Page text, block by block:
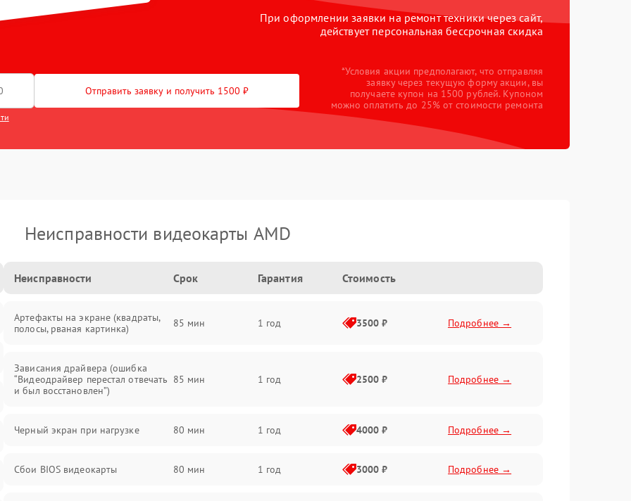
При оформлении заявки на ремонт техники через сайт,
действует персональная бессрочная скидка
Отправить заявку и получить 1500 ₽
*Условия акции предполагают, что отправляя
заявку через текущую форму акции, вы
получаете купон на 1500 рублей. Купоном
можно оплатить до 25% от стоимости ремонта
Неисправности видеокарты AMD
Неисправности Срок Гарантия Стоимость
Артефакты на экране (квадраты,
полосы, рваная картинка)
85 мин 1 год 3500 ₽ Подробнее →
Зависания драйвера (ошибка
“Видеодрайвер перестал отвечать
и был восстановлен”)
85 мин 1 год 2500 ₽ Подробнее →
Черный экран при нагрузке 80 мин 1 год 4000 ₽ Подробнее →
Сбои BIOS видеокарты 80 мин 1 год 3000 ₽ Подробнее →